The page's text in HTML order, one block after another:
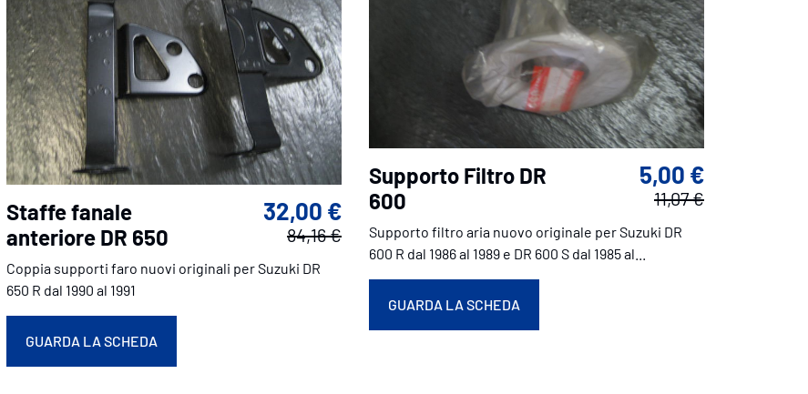
Staffe fanale
anteriore DR 650
32,00 €
84,16 €
Coppia supporti faro nuovi originali per Suzuki DR
650 R dal 1990 al 1991
GUARDA LA SCHEDA
Supporto Filtro DR
600
5,00 €
11,07 €
Supporto filtro aria nuovo originale per Suzuki DR
600 R dal 1986 al 1989 e DR 600 S dal 1985 al...
GUARDA LA SCHEDA